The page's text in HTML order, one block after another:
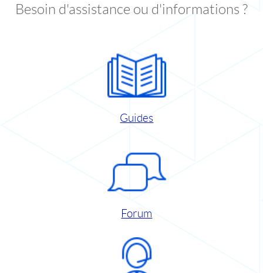
Besoin d'assistance ou d'informations ?
Guides
Forum